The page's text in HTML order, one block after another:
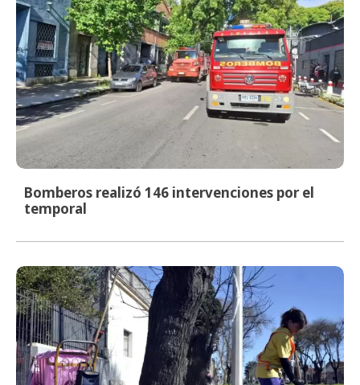
Bomberos realizó 146 intervenciones por el
temporal